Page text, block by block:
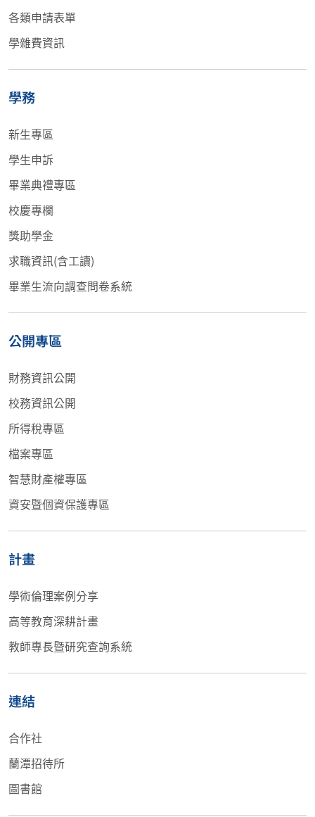
各類申請表單
學雜費資訊
學務
新生專區
學生申訴
畢業典禮專區
校慶專欄
獎助學金
求職資訊(含工讀)
畢業生流向調查問卷系統
公開專區
財務資訊公開
校務資訊公開
所得稅專區
檔案專區
智慧財產權專區
資安暨個資保護專區
計畫
學術倫理案例分享
高等教育深耕計畫
教師專長暨研究查詢系統
連結
合作社
蘭潭招待所
圖書館